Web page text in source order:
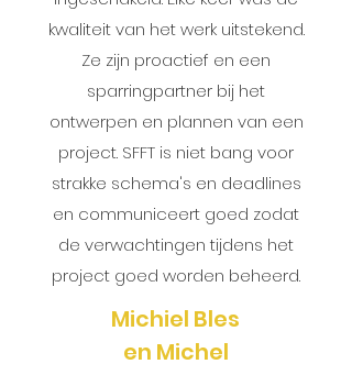
kwaliteit van het werk uitstekend.
Ze zijn proactief en een
sparringpartner bij het
ontwerpen en plannen van een
project. SFFT is niet bang voor
strakke schema's en deadlines
en communiceert goed zodat
de verwachtingen tijdens het
project goed worden beheerd.
Michiel Bles
en Michel